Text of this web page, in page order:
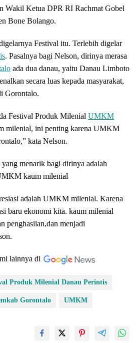
Wakil Ketua DPR RI Rachmat Gobel
Bone Bolango.
Festival itu. Terlebih digelar
. Pasalnya bagi Nelson, dirinya merasa
ada dua danau, yaitu Danau Limboto
secara luas kepada masyarakat,
Gorontalo.
Festival Produk Milenial UMKM
milenial, ini penting karena UMKM
kata Nelson.
menarik bagi dirinya adalah
kaum milenial
adalah UMKM milenial. Karena
baru ekonomi kita. kaum milenial
penghasilan,dan menjadi
lainnya di
Produk Milenial Danau Perintis
Gorontalo UMKM